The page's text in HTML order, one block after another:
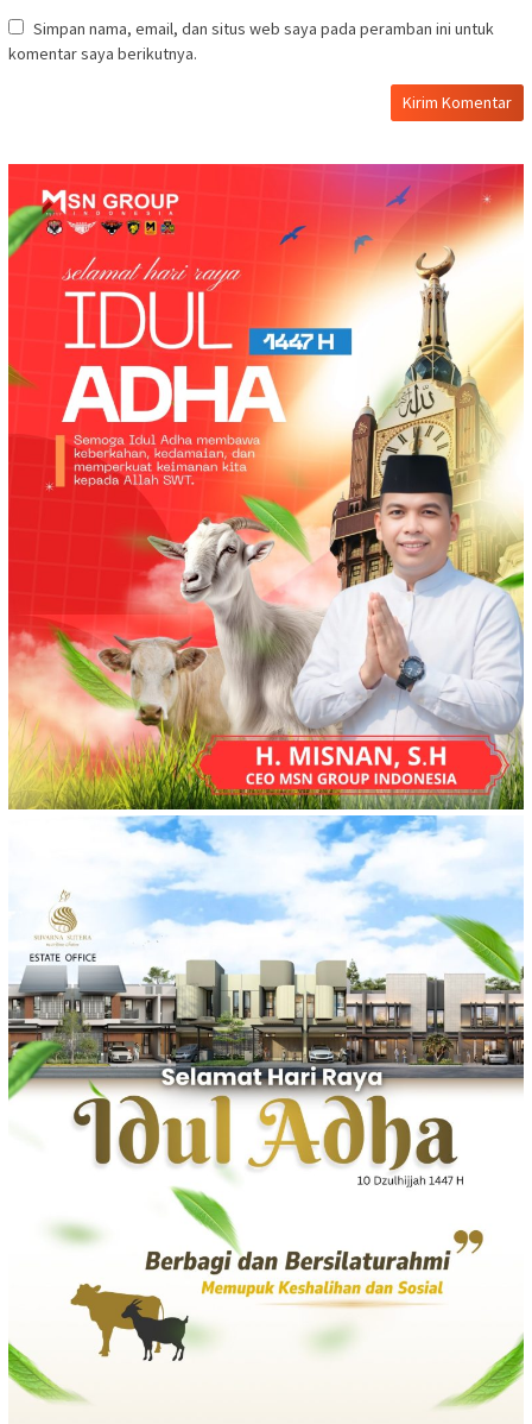
Simpan nama, email, dan situs web saya pada peramban ini untuk
komentar saya berikutnya.